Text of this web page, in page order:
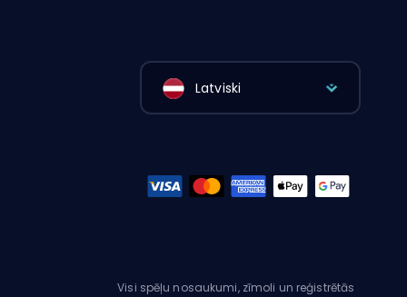
Latviski
Visi spēļu nosaukumi, zīmoli un reģistrētās